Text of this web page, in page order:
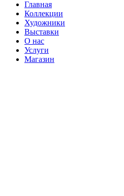
Главная
Коллекции
Художники
Выставки
О нас
Услуги
Магазин